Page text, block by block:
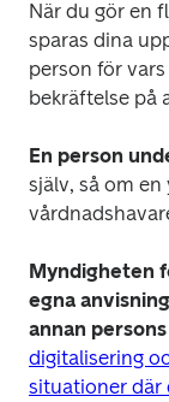
När du gör en
sparas dina
person för
bekräftelse på
En person
själv, så om
Myndigheten
egna
annan
digitalisering
situationer där